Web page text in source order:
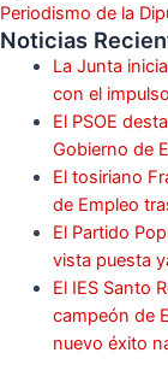
Periodismo de la
Noticias
La Junta
con el
El PSOE
Gobierno de
El tosiriano
de Empleo
El Partido
vista puesta
El IES Santo
campeón de
nuevo éxito